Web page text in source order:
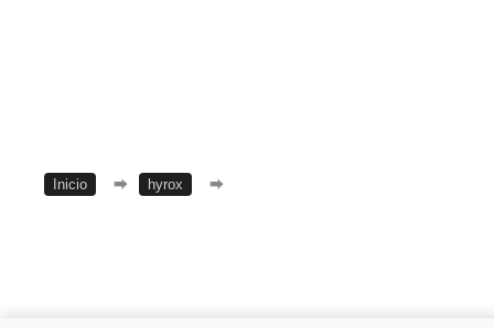
Inicio ⮕ hyrox ⮕